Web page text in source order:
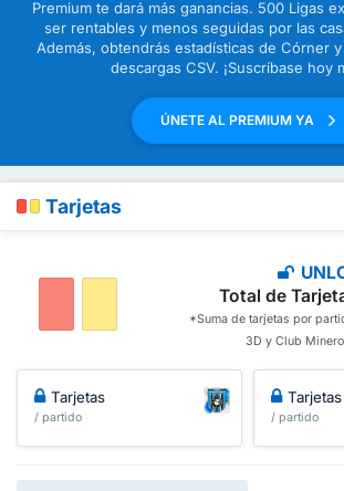
Premium te dará más ganancias. 500 Ligas
ser rentables y menos seguidas por las
Además, obtendrás estadísticas de Córner
descargas CSV. ¡Suscríbase hoy
ÚNETE AL PREMIUM YA
Tarjetas
Total de
*Suma de tarjetas por
3D y Club
Tarjetas
/ partido
Tarjetas
/ partido